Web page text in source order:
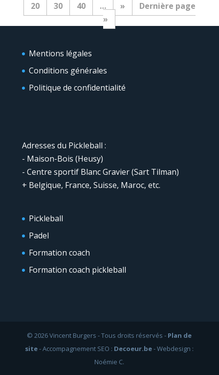
20
30 40 … »
Dernière page
»
Mentions légales
Conditions générales
Politique de confidentialité
Adresses du Pickleball :
- Maison-Bois (Heusy)
- Centre sportif Blanc Gravier (Sart Tilman)
+ Belgique, France, Suisse, Maroc, etc.
Pickleball
Padel
Formation coach
Formation coach pickleball
© 2026 Vincent Burgers - Tous droits réservés - Plan de
site- Accompagnement SEO : Decoeur.be- Webdesign :
Noémie C.